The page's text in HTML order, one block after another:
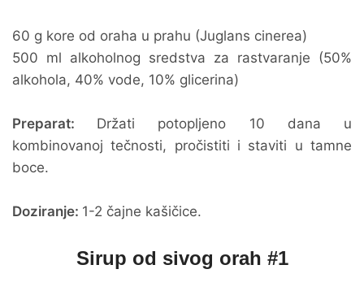
60 g kore od oraha u prahu (Juglans cinerea)
500 ml alkoholnog sredstva za rastvaranje (50%
alkohola, 40% vode, 10% glicerina)
Preparat: Držati potopljeno 10 dana u
kombinovanoj tečnosti, pročistiti i staviti u tamne
boce.
Doziranje: 1-2 čajne kašičice.
Sirup od sivog orah #1